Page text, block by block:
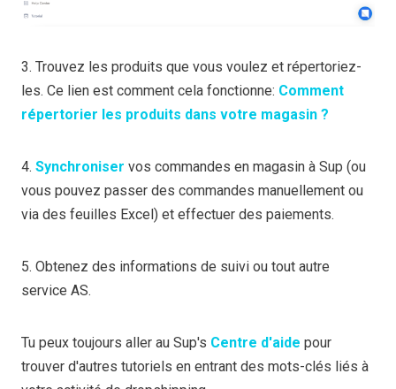
3. Trouvez les produits que vous voulez et répertoriez-
les. Ce lien est comment cela fonctionne: Comment
répertorier les produits dans votre magasin ?
4. Synchroniser vos commandes en magasin à Sup (ou
vous pouvez passer des commandes manuellement ou
via des feuilles Excel) et effectuer des paiements.
5. Obtenez des informations de suivi ou tout autre
service AS.
Tu peux toujours aller au Sup's Centre d'aide pour
trouver d'autres tutoriels en entrant des mots-clés liés à